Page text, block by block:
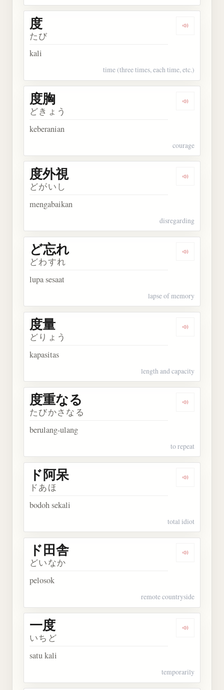
Dengarkan
度
たび
kali
time (three times, each time, etc.)
Dengarkan
度胸
どきょう
keberanian
courage
Dengarkan
度外視
どがいし
mengabaikan
disregarding
Dengarkan
ど忘れ
どわすれ
lupa sesaat
lapse of memory
Dengarkan
度量
どりょう
kapasitas
length and capacity
Dengarkan
度重なる
たびかさなる
berulang-ulang
to repeat
Dengarkan
ド阿呆
ドあほ
bodoh sekali
total idiot
Dengarkan
ド田舎
どいなか
pelosok
remote countryside
Dengarkan
一度
いちど
satu kali
temporarily